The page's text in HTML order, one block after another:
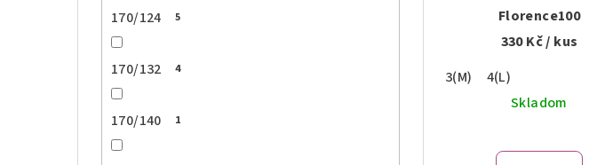
170/124 5
170/132 4
170/140 1
Florence100
330 Kč/ kus
3(M)
4(L)
Skladom